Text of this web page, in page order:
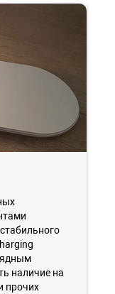
наличие на
прочих